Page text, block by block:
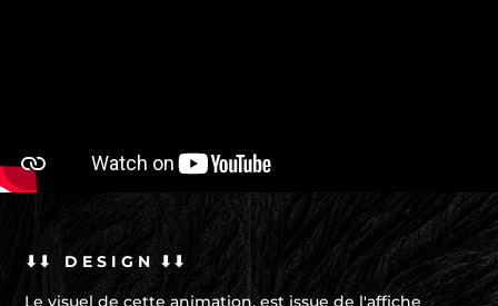
⬇⬇ D E S I G N ⬇⬇